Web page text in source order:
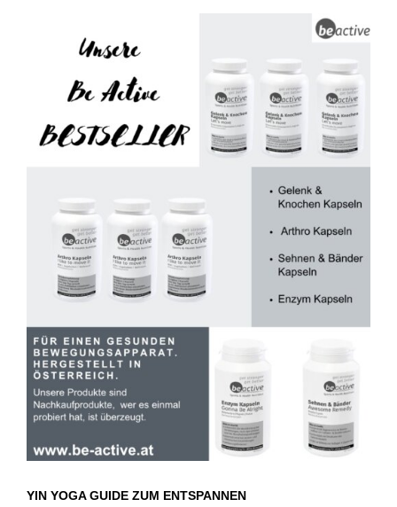
YIN YOGA GUIDE ZUM ENTSPANNEN